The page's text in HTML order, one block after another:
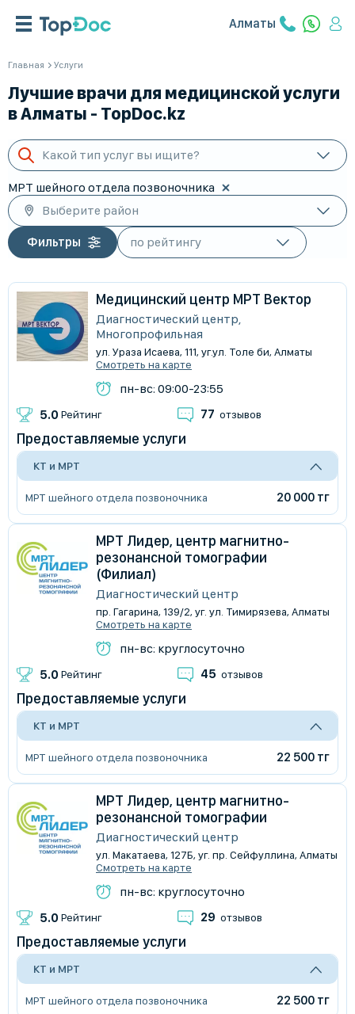
Алматы
Главная Услуги
Лучшие врачи для медицинской услуги
в Алматы - TopDoc.kz
Какой тип услуг вы ищите?
МРТ шейного отдела позвоночника
Выберите район
Фильтры
Медицинский центр МРТ Вектор
Диагностический центр,
Многопрофильная
ул. Ураза Исаева, 111, уг.ул. Толе би, Алматы
Смотреть на карте
пн-вс: 09:00-23:55
5.0 Рейтинг 77 отзывов
Предоставляемые услуги
КТ и МРТ
МРТ шейного отдела позвоночника 20 000 тг
МРТ Лидер, центр магнитно-
резонансной томографии
(Филиал)
Диагностический центр
пр. Гагарина, 139/2, уг. ул. Тимирязева, Алматы
Смотреть на карте
пн-вс: круглосуточно
5.0 Рейтинг 45 отзывов
Предоставляемые услуги
КТ и МРТ
МРТ шейного отдела позвоночника 22 500 тг
МРТ Лидер, центр магнитно-
резонансной томографии
Диагностический центр
ул. Макатаева, 127Б, уг. пр. Сейфуллина, Алматы
Смотреть на карте
пн-вс: круглосуточно
5.0 Рейтинг 29 отзывов
Предоставляемые услуги
КТ и МРТ
МРТ шейного отдела позвоночника 22 500 тг